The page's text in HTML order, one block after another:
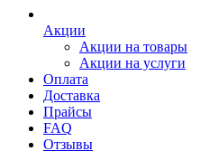
Акции
Акции на товары
Акции на услуги
Оплата
Доставка
Прайсы
FAQ
Отзывы